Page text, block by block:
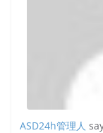
ASD24h管理人